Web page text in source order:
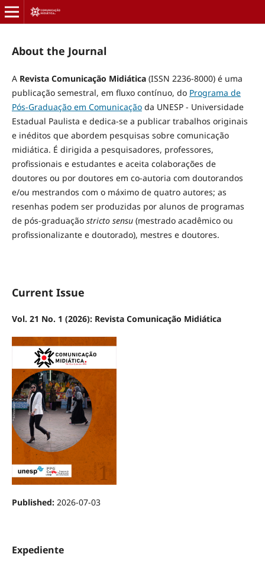
About the Journal
A Revista Comunicação Midiática(ISSN 2236-8000) é uma
publicação semestral, em fluxo contínuo, do Programa de
Pós-Graduação em Comunicaçãoda UNESP - Universidade
Estadual Paulista e dedica-se a publicar trabalhos originais
e inéditos que abordem pesquisas sobre comunicação
midiática. É dirigida a pesquisadores, professores,
profissionais e estudantes e aceita colaborações de
doutores ou por doutores em co-autoria com doutorandos
e/ou mestrandos com o máximo de quatro autores; as
resenhas podem ser produzidas por alunos de programas
de pós-graduação stricto sensu(mestrado acadêmico ou
profissionalizante e doutorado), mestres e doutores.
Current Issue
Vol. 21 No. 1 (2026): Revista Comunicação Midiática
Published: 2026-07-03
Expediente